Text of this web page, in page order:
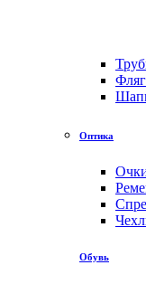
Оптика
Обувь